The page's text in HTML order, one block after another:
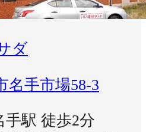
ダ
名手市場58-3
手駅 徒歩2分